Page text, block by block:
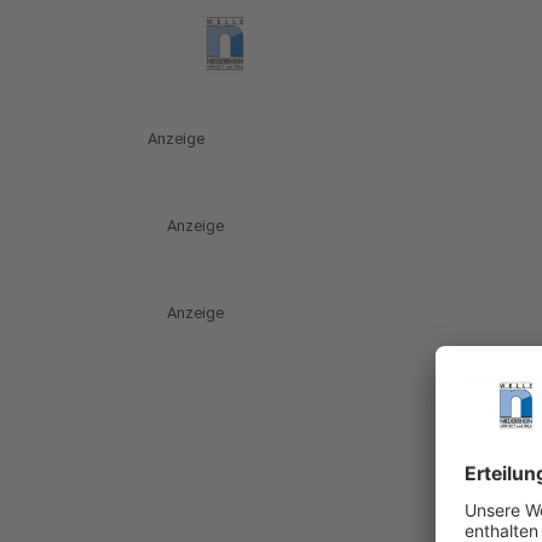
Anzeige
Anzeige
Anzeige